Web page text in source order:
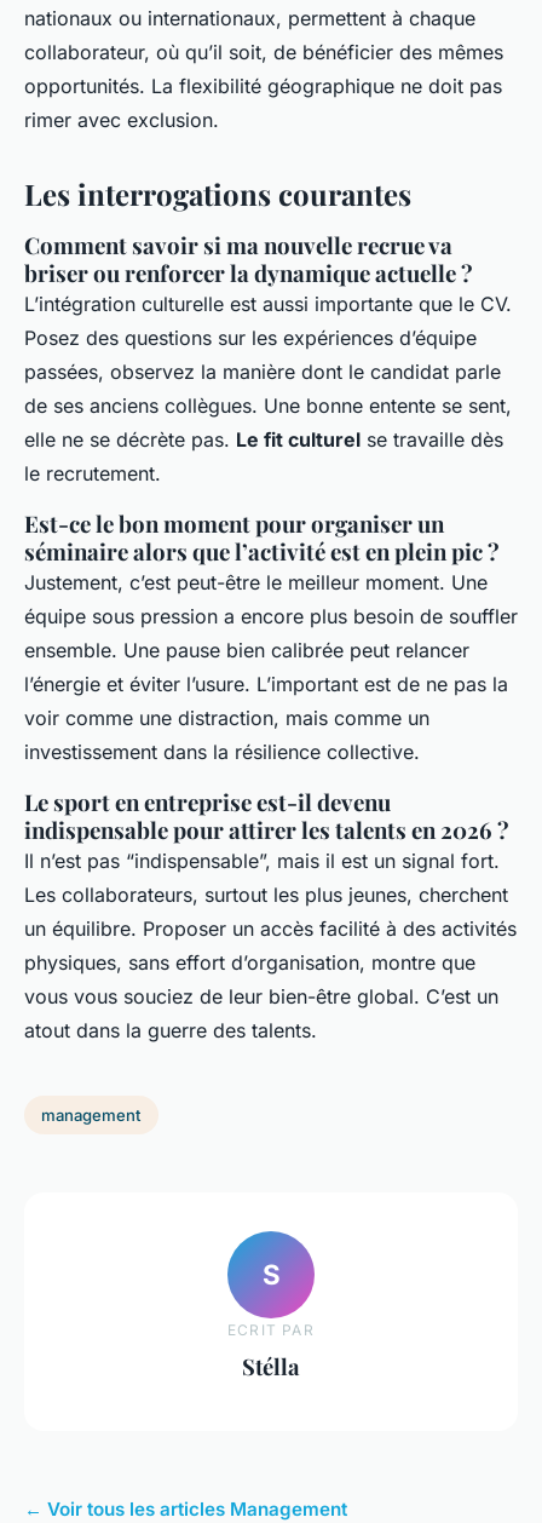
nationaux ou internationaux, permettent à chaque
collaborateur, où qu’il soit, de bénéficier des mêmes
opportunités. La flexibilité géographique ne doit pas
rimer avec exclusion.
Les interrogations courantes
Comment savoir si ma nouvelle recrue va
briser ou renforcer la dynamique actuelle ?
L’intégration culturelle est aussi importante que le CV.
Posez des questions sur les expériences d’équipe
passées, observez la manière dont le candidat parle
de ses anciens collègues. Une bonne entente se sent,
elle ne se décrète pas. Le fit culturel se travaille dès
le recrutement.
Est-ce le bon moment pour organiser un
séminaire alors que l’activité est en plein pic ?
Justement, c’est peut-être le meilleur moment. Une
équipe sous pression a encore plus besoin de souffler
ensemble. Une pause bien calibrée peut relancer
l’énergie et éviter l’usure. L’important est de ne pas la
voir comme une distraction, mais comme un
investissement dans la résilience collective.
Le sport en entreprise est-il devenu
indispensable pour attirer les talents en 2026 ?
Il n’est pas “indispensable”, mais il est un signal fort.
Les collaborateurs, surtout les plus jeunes, cherchent
un équilibre. Proposer un accès facilité à des activités
physiques, sans effort d’organisation, montre que
vous vous souciez de leur bien-être global. C’est un
atout dans la guerre des talents.
management
S
ECRIT PAR
Stélla
← Voir tous les articles Management